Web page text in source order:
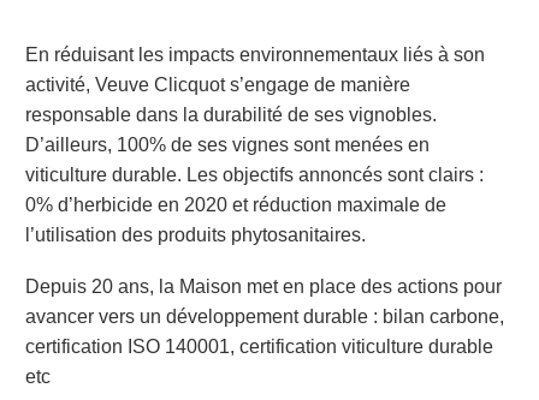
En réduisantles impacts environnementaux liés à son
activité, Veuve Clicquot s’engage de manière
responsable dans la durabilité de ses vignobles.
D’ailleurs, 100% de ses vignes sont menées en
viticulture durable. Les objectifs annoncés sont clairs :
0% d’herbicide en 2020 et réduction maximale de
l’utilisation des produits phytosanitaires.
Depuis 20 ans, la Maison met en place des actions pour
avancer vers un développement durable : bilan carbone,
certification ISO 140001, certification viticulture durable
etc